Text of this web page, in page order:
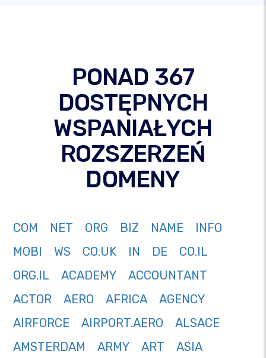
PONAD 367
DOSTĘPNYCH
WSPANIAŁYCH
ROZSZERZEŃ
DOMENY
COM NET ORG BIZ NAME
INFO
MOBI
WS CO.UK IN DE
CO.IL
ORG.IL
ACADEMY
ACCOUNTANT
ACTOR
AERO AFRICA
AGENCY
AIRFORCE
AIRPORT.AERO
ALSACE
AMSTERDAM
ARMY ART
ASIA